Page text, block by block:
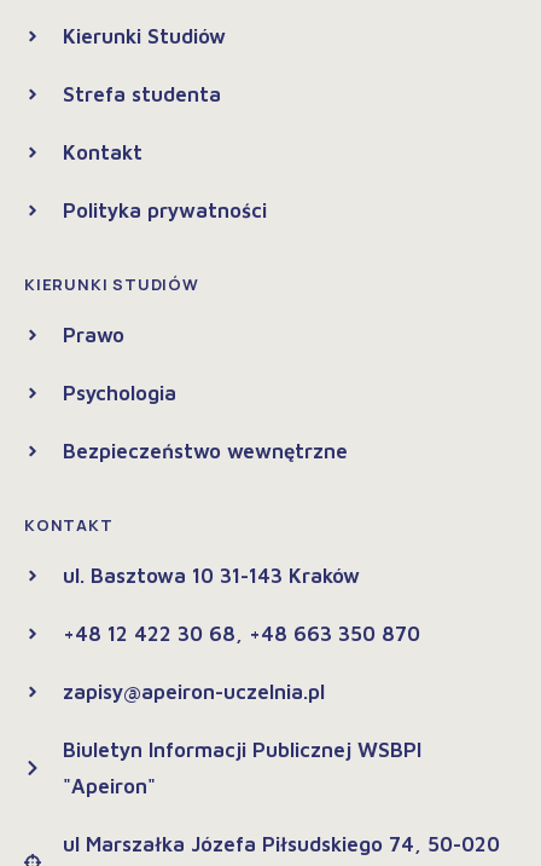
Kierunki Studiów
Strefa studenta
Kontakt
Polityka prywatności
KIERUNKI STUDIÓW
Prawo
Psychologia
Bezpieczeństwo wewnętrzne
KONTAKT
ul. Basztowa 10 31-143 Kraków
+48 12 422 30 68, +48 663 350 870
zapisy@apeiron-uczelnia.pl
Biuletyn Informacji Publicznej WSBPI
"Apeiron"
ul Marszałka Józefa Piłsudskiego 74, 50-020